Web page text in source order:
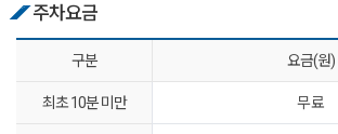
주차요금
구분 요금(원)
최초 10분 미만 무료